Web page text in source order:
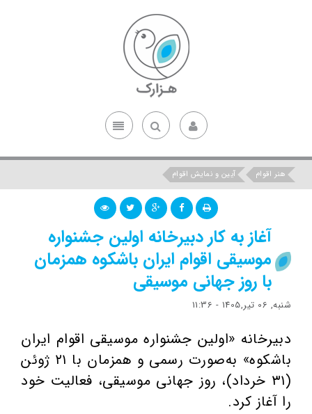
هنر اقوام آیین و نمایش اقوام
آغاز به کار دبیرخانه اولین جشنواره
موسیقی اقوام ایران باشکوه همزمان
با روز جهانی موسیقی
شنبه, 06 تیر,1405 - 11:36
دبیرخانه «اولین جشنواره موسیقی اقوام ایران
باشکوه» به‌صورت رسمی و همزمان با ۲۱ ژوئن
(۳۱ خرداد)، روز جهانی موسیقی، فعالیت خود
را آغاز کرد.